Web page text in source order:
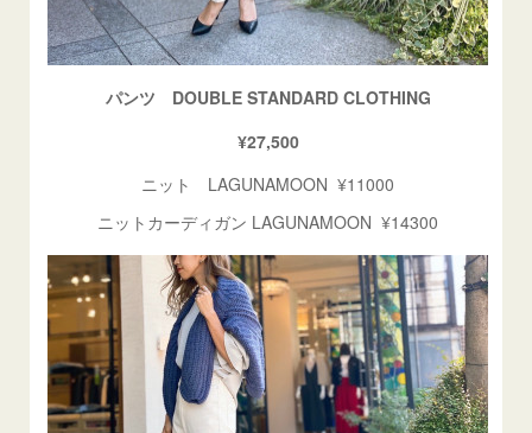
パンツ DOUBLE STANDARD CLOTHING
¥27,500
ニット LAGUNAMOON ¥11000
ニットカーディガン LAGUNAMOON ¥14300